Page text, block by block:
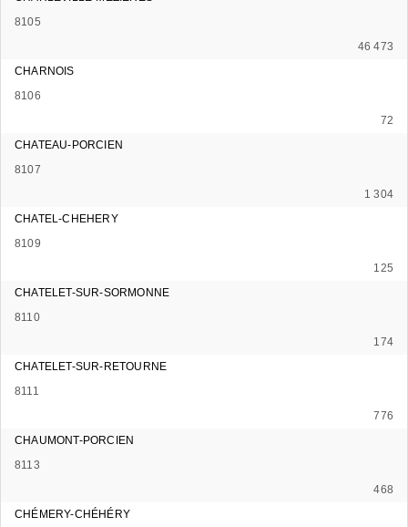
8105
46 473
CHARNOIS
8106
72
CHATEAU-PORCIEN
8107
1 304
CHATEL-CHEHERY
8109
125
CHATELET-SUR-SORMONNE
8110
174
CHATELET-SUR-RETOURNE
8111
776
CHAUMONT-PORCIEN
8113
468
CHÉMERY-CHÉHÉRY